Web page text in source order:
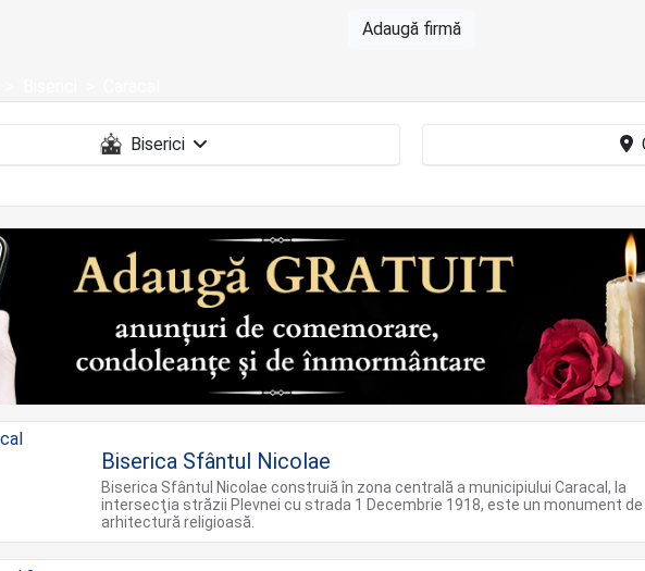
Adaugă firmă
Biserica Sfântul Nicolae
Biserica Sfântul Nicolae construiă în zona centrală a municipiului Caracal, la
intersecţia străzii Plevnei cu strada 1 Decembrie 1918, este un monument de
arhitectură religioasă.